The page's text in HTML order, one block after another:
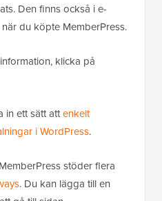
Den finns också i e-
du köpte MemberPress.
klicka på
in ett sätt attenkelt
i WordPress.
stöder flera
. Du kan lägga till en